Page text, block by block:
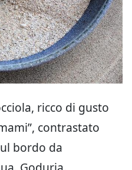
ricco di gusto
contrastato
bordo da